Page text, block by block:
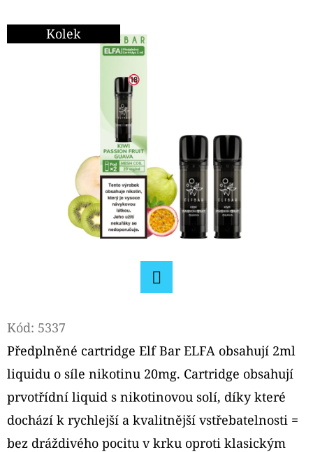
Kolek
Kód: 5337
Předplněné cartridge Elf Bar ELFA obsahují 2ml
liquidu o síle nikotinu 20mg. Cartridge obsahují
prvotřídní liquid s nikotinovou solí, díky které
dochází k rychlejší a kvalitnější vstřebatelnosti =
bez dráždivého pocitu v krku oproti klasickým
Í
T
HLEDAT
U
Č
U
J
E
M
E